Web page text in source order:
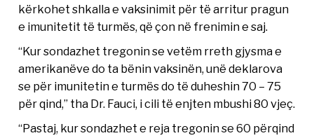
kërkohet shkalla e vaksinimit për të arritur pragun
e imunitetit të turmës, që çon në frenimin e saj.
“Kur sondazhet tregonin se vetëm rreth gjysma e
amerikanëve do ta bënin vaksinën, unë deklarova
se për imunitetin e turmës do të duheshin 70 – 75
për qind,” tha Dr. Fauci, i cili të enjten mbushi 80 vjeç.
“Pastaj, kur sondazhet e reja tregonin se 60 përqind